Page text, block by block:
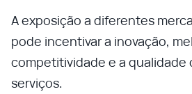
A exposição a diferentes
pode incentivar a inovação,
competitividade e a qualidade
serviços.